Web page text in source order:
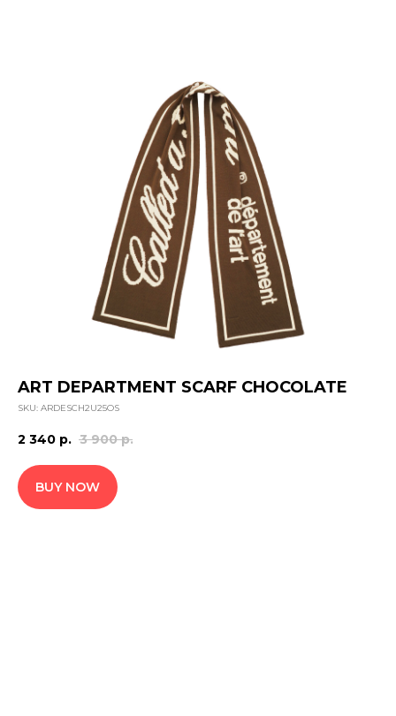
ART DEPARTMENT SCARF СHOCOLATE
SKU: ARDESCH2U25OS
2 340 р. 3 900 р.
BUY NOW